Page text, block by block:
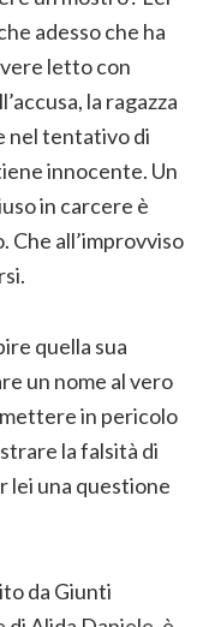
adesso che ha
letto con
la ragazza
nel tentativo di
innocente. Un
in carcere è
all’improvviso
quella sua
un nome al vero
in pericolo
la falsità di
lei una questione
da Giunti